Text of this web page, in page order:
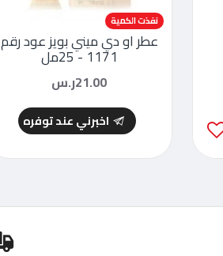
نفذت الكمية
عطر او دي ميني بويز عود رقم
1171 - 25مل
21.00ر.س
اخبرني عند توفره